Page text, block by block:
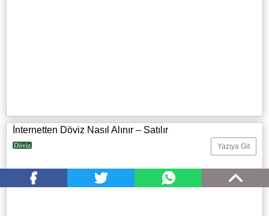
İnternetten Döviz Nasıl Alınır – Satılır
Döviz Yazıya Git